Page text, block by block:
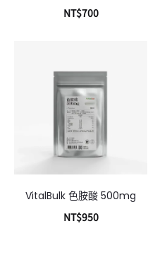
NT$700
VitalBulk 色胺酸 500mg
NT$950